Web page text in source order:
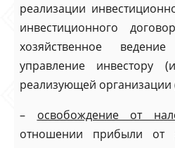
реализации
инвестиционного
хозяйственное
управление инвестору
реализующей организации
– освобождение от
отношении прибыли от